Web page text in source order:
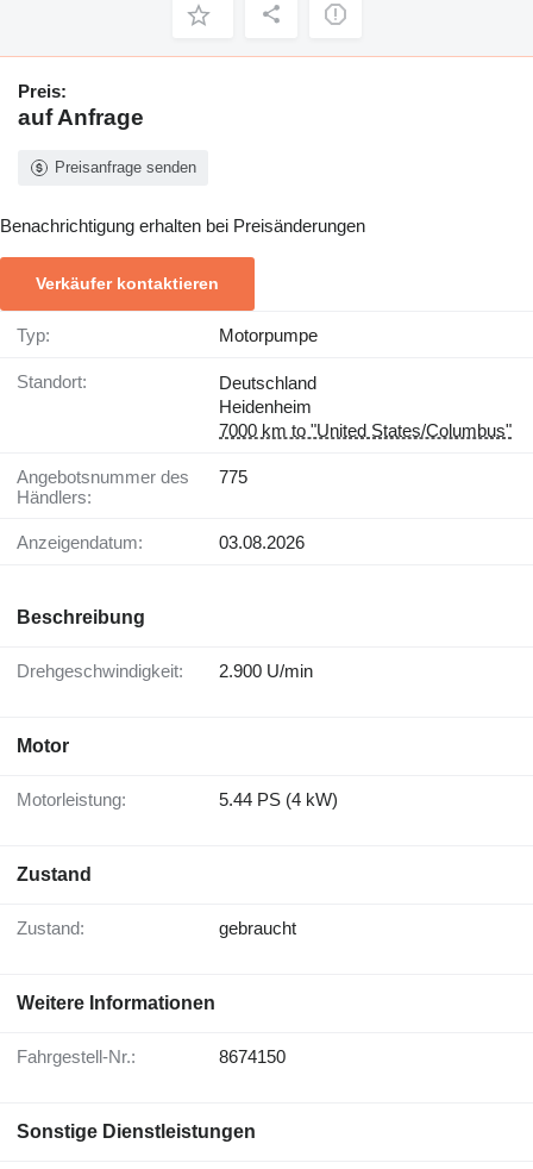
Preis:
auf Anfrage
Preisanfrage senden
Benachrichtigung erhalten bei Preisänderungen
Verkäufer kontaktieren
Typ: Motorpumpe
Standort:
Deutschland
Heidenheim
7000 km to "United States/Columbus"
Angebotsnummer des
Händlers:
775
Anzeigendatum: 03.08.2026
Beschreibung
Drehgeschwindigkeit: 2.900 U/min
Motor
Motorleistung: 5.44 PS (4 kW)
Zustand
Zustand: gebraucht
Weitere Informationen
Fahrgestell-Nr.: 8674150
Sonstige Dienstleistungen